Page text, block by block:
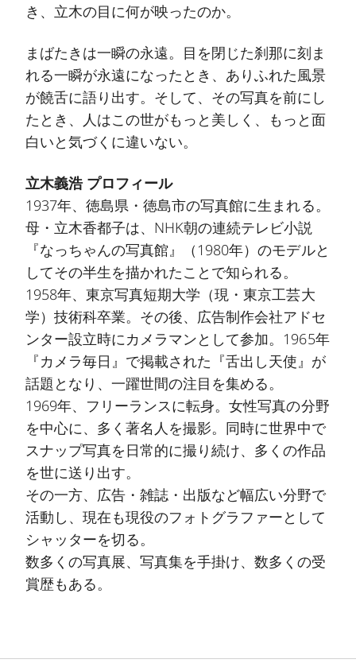
き、立木の目に何が映ったのか。
まばたきは一瞬の永遠。目を閉じた刹那に刻ま
れる一瞬が永遠になったとき、ありふれた風景
が饒舌に語り出す。そして、その写真を前にし
たとき、人はこの世がもっと美しく、もっと面
白いと気づくに違いない。
立木義浩 プロフィール
1937年、徳島県・徳島市の写真館に生まれる。
母・立木香都子は、NHK朝の連続テレビ小説
『なっちゃんの写真館』（1980年）のモデルと
してその半生を描かれたことで知られる。
1958年、東京写真短期大学（現・東京工芸大
学）技術科卒業。その後、広告制作会社アドセ
ンター設立時にカメラマンとして参加。1965年
『カメラ毎日』で掲載された『舌出し天使』が
話題となり、一躍世間の注目を集める。
1969年、フリーランスに転身。女性写真の分野
を中心に、多く著名人を撮影。同時に世界中で
スナップ写真を日常的に撮り続け、多くの作品
を世に送り出す。
その一方、広告・雑誌・出版など幅広い分野で
活動し、現在も現役のフォトグラファーとして
シャッターを切る。
数多くの写真展、写真集を手掛け、数多くの受
賞歴もある。